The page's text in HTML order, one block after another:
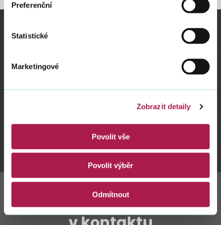
Preferenční
Statistické
Marketingové
Zobrazit detaily
Povolit vše
Povolit výběr
Odmítnout
Vybrané informace
Odkazy
Youtube
Zůstaňte s námi